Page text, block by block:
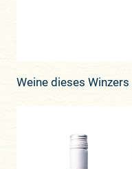
Weine dieses Winzers